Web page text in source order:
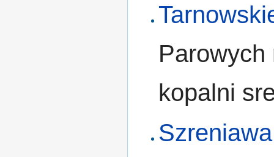
Parowych
kopalni
Szreniawa